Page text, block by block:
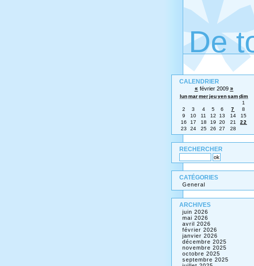
De
CALENDRIER
« février 2009 »
lunmarmerjeuvensamdim
1
2
3 4 5 6 7
8
9
10 11 12 13 14
15
16
17 18 19 20 21
22
23
24 25 26 27 28
RECHERCHER
CATÉGORIES
General
ARCHIVES
juin 2026
mai 2026
avril 2026
février 2026
janvier 2026
décembre 2025
novembre 2025
octobre 2025
septembre 2025